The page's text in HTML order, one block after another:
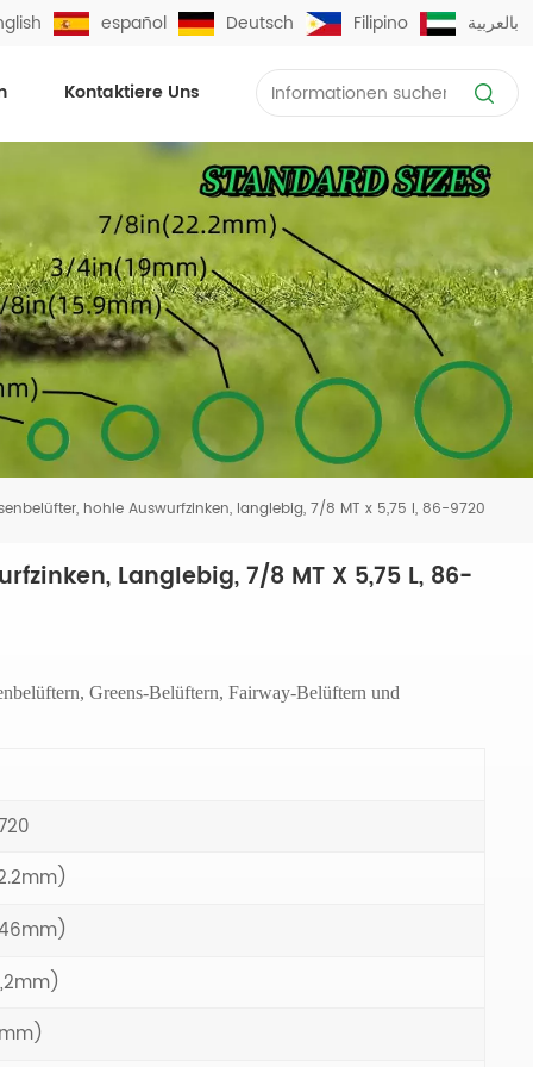
español Deutsch Filipino بالعربية
Kontaktiere Uns
hohle Auswurfzinken, langlebig, 7/8 MT x 5,75 l, 86-9720
Langlebig, 7/8 MT X 5,75 L, 86-
Greens-Belüftern, Fairway-Belüftern und